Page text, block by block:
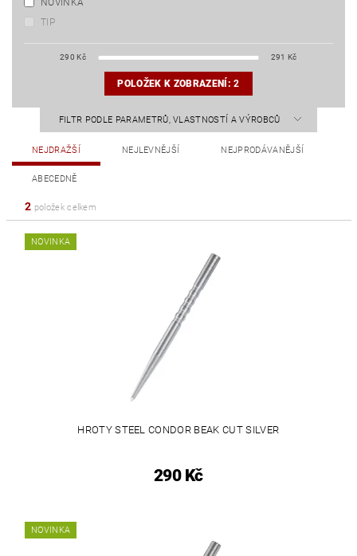
NOVINKA
TIP
290 Kč 291 Kč
POLOŽEK K ZOBRAZENÍ:2
FILTR PODLE PARAMETRŮ, VLASTNOSTÍ A VÝROBCŮ
NEJDRAŽŠÍ NEJLEVNĚJŠÍ NEJPRODÁVANĚJŠÍ
ABECEDNĚ
2 položek celkem
NOVINKA
HROTY STEEL CONDOR BEAK CUT SILVER
290 Kč
NOVINKA